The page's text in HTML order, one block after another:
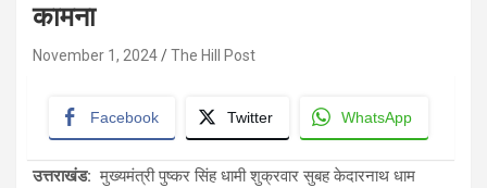
कामना
November 1, 2024 The Hill Post
Facebook Twitter WhatsApp
उत्तराखंड: मुख्यमंत्री पुष्कर सिंह धामी शुक्रवार सुबह केदारनाथ धाम